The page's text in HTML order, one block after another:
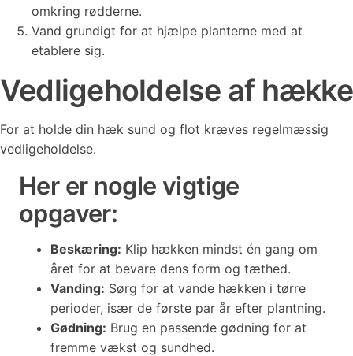
omkring rødderne.
Vand grundigt for at hjælpe planterne med at
etablere sig.
Vedligeholdelse af hække
For at holde din hæk sund og flot kræves regelmæssig
vedligeholdelse.
Her er nogle vigtige
opgaver:
Beskæring: Klip hækken mindst én gang om
året for at bevare dens form og tæthed.
Vanding: Sørg for at vande hækken i tørre
perioder, især de første par år efter plantning.
Gødning: Brug en passende gødning for at
fremme vækst og sundhed.